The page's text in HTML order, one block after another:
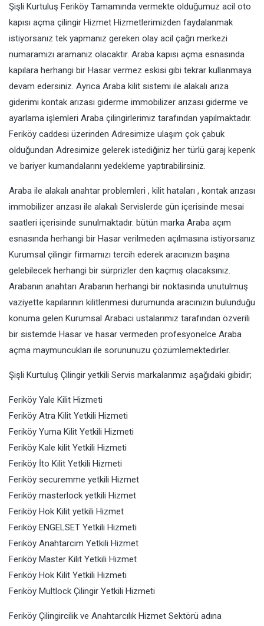
Şişli Kurtuluş Feriköy Tamamında vermekte olduğumuz acil oto
kapısı açma çilingir Hizmet Hizmetlerimizden faydalanmak
istiyorsanız tek yapmanız gereken olay acil çağrı merkezi
numaramızı aramanız olacaktır. Araba kapısı açma esnasında
kapılara herhangi bir Hasar vermez eskisi gibi tekrar kullanmaya
devam edersiniz. Ayrıca Araba kilit sistemi ile alakalı arıza
giderimi kontak arızası giderme immobilizer arızası giderme ve
ayarlama işlemleri Araba çilingirlerimiz tarafından yapılmaktadır.
Feriköy caddesi üzerinden Adresimize ulaşım çok çabuk
olduğundan Adresimize gelerek istediğiniz her türlü garaj kepenk
ve bariyer kumandalarını yedekleme yaptırabilirsiniz.
Araba ile alakalı anahtar problemleri , kilit hataları , kontak arızası
immobilizer arızası ile alakalı Servislerde gün içerisinde mesai
saatleri içerisinde sunulmaktadır. bütün marka Araba açım
esnasında herhangi bir Hasar verilmeden açılmasına istiyorsanız
Kurumsal çilingir firmamızı tercih ederek aracınızın başına
gelebilecek herhangi bir sürprizler den kaçmış olacaksınız.
Arabanın anahtarı Arabanın herhangi bir noktasında unutulmuş
vaziyette kapılarının kilitlenmesi durumunda aracınızın bulunduğu
konuma gelen Kurumsal Arabaci ustalarımız tarafından özverili
bir sistemde Hasar ve hasar vermeden profesyonelce Araba
açma maymuncukları ile sorununuzu çözümlemektedirler.
Şişli Kurtuluş Çilingir yetkili Servis markalarımız aşağıdaki gibidir;
Feriköy Yale Kilit Hizmeti
Feriköy Atra Kilit Yetkili Hizmeti
Feriköy Yuma Kilit Yetkili Hizmeti
Feriköy Kale kilit Yetkili Hizmeti
Feriköy İto Kilit Yetkili Hizmeti
Feriköy securemme yetkili Hizmet
Feriköy masterlock yetkili Hizmet
Feriköy Hok Kilit yetkili Hizmet
Feriköy ENGELSET Yetkili Hizmeti
Feriköy Anahtarcim Yetkili Hizmet
Feriköy Master Kilit Yetkili Hizmet
Feriköy Hok Kilit Yetkili Hizmeti
Feriköy Multlock Çilingir Yetkili Hizmeti
Feriköy Çilingircilik ve Anahtarcılık Hizmet Sektörü adına